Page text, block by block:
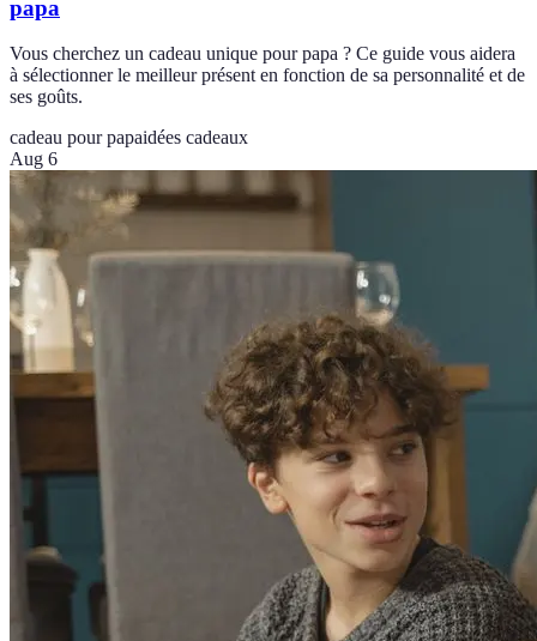
papa
Vous cherchez un cadeau unique pour papa ? Ce guide vous aidera
à sélectionner le meilleur présent en fonction de sa personnalité et de
ses goûts.
cadeau pour papaidées cadeaux
Aug 6